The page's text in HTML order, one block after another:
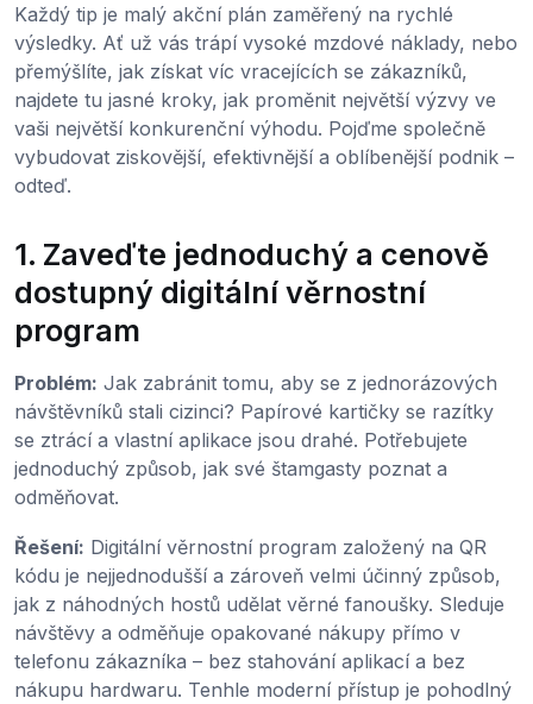
Každý tip je malý akční plán zaměřený na rychlé
výsledky. Ať už vás trápí vysoké mzdové náklady, nebo
přemýšlíte, jak získat víc vracejících se zákazníků,
najdete tu jasné kroky, jak proměnit největší výzvy ve
vaši největší konkurenční výhodu. Pojďme společně
vybudovat ziskovější, efektivnější a oblíbenější podnik –
odteď.
1. Zaveďte jednoduchý a cenově
dostupný digitální věrnostní
program
Problém: Jak zabránit tomu, aby se z jednorázových
návštěvníků stali cizinci? Papírové kartičky se razítky
se ztrácí a vlastní aplikace jsou drahé. Potřebujete
jednoduchý způsob, jak své štamgasty poznat a
odměňovat.
Řešení: Digitální věrnostní program založený na QR
kódu je nejjednodušší a zároveň velmi účinný způsob,
jak z náhodných hostů udělat věrné fanoušky. Sleduje
návštěvy a odměňuje opakované nákupy přímo v
telefonu zákazníka – bez stahování aplikací a bez
nákupu hardwaru. Tenhle moderní přístup je pohodlný